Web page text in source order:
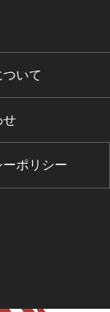
ついて
せ
ポリシー